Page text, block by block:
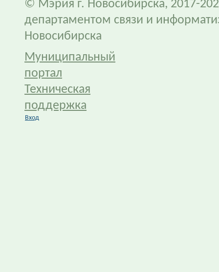
© Мэрия г. Новосибирска, 2017-
департаментом связи и
Новосибирска
Муниципальный
портал
Техническая
поддержка
Вход